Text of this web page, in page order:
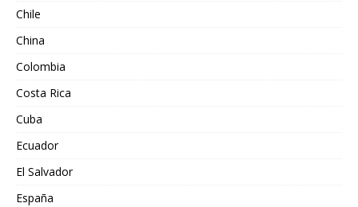
Chile
China
Colombia
Costa Rica
Cuba
Ecuador
El Salvador
España